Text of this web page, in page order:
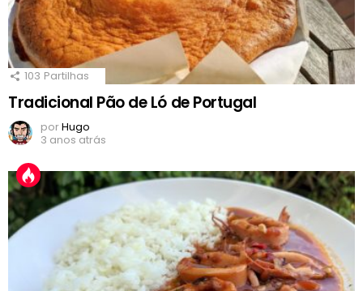
103 Partilhas
Tradicional Pão de Ló de Portugal
porHugo
3 anos atrás